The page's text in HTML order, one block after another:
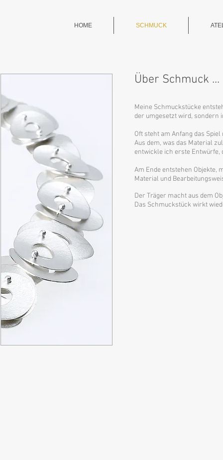
HOME SCHMUCK
Über Schmuck ...
Meine
der umgesetzt wird, sondern
Oft steht am Anfang das
Aus dem, was das Material
entwickle ich erste
Am Ende entstehen Objekte,
Material und
Der Träger macht aus dem
Das Schmuckstück wirkt